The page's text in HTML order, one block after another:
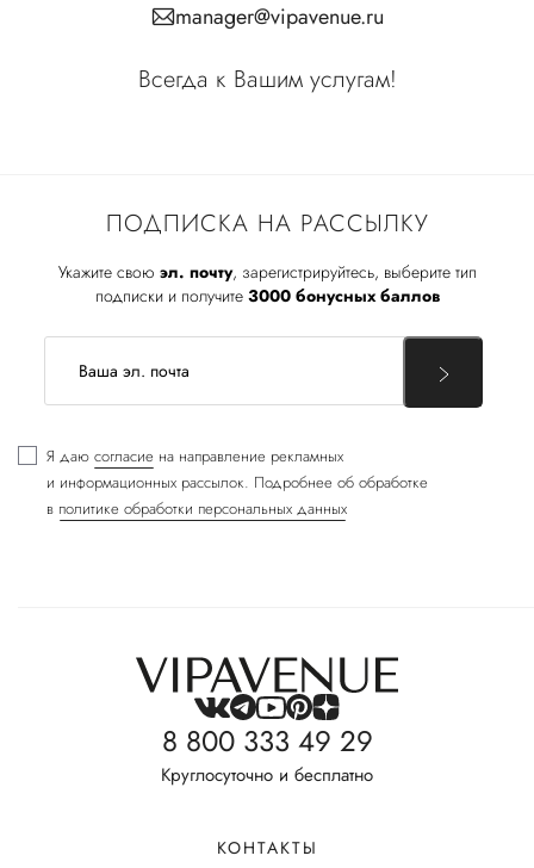
ПОДПИСКА НА РАССЫЛКУ
Укажите свою эл. почту, зарегистрируйтесь, выберите тип
подписки и получите 3000 бонусных баллов
Я даю согласие на направление рекламных
и информационных рассылок. Подробнее об обработке
в политике обработки персональных данных
manager@vipavenue.ru
Всегда к Вашим услугам!
8 800 333 49 29
Круглосуточно и бесплатно
КОНТАКТЫ